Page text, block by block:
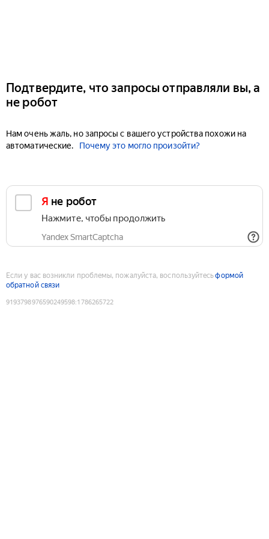
Подтвердите, что запросы отправляли вы, а
не робот
Нам очень жаль, но запросы с вашего устройства похожи на
автоматические.
Почему это могло произойти?
Я не робот
Нажмите, чтобы продолжить
Yandex SmartCaptcha
Если у вас возникли проблемы, пожалуйста, воспользуйтесьформой
обратной связи
9193798976590249598:1786265722